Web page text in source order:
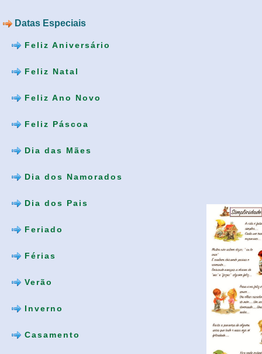
Datas Especiais
Feliz Aniversário
Feliz Natal
Feliz Ano Novo
Feliz Páscoa
Dia das Mães
Dia dos Namorados
Dia dos Pais
Feriado
Férias
Verão
Inverno
Casamento